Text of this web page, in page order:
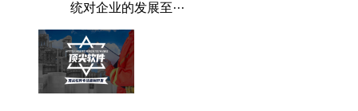
统对企业的发展至···